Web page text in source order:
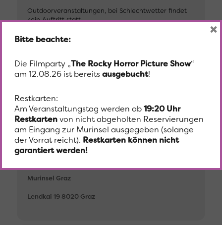
Outdoorveranstaltungen, bei Schlechtwetter findet
kein Auftritt statt
30.7., 11.00 Uhr, AIMS-Short (Spirituals)
Eintritt Frei
Beginn
30. Juli 2022 11:00
Murinsel Graz
Lendkai 19 8020 Graz
Bitte beachte:
Die Filmparty „The Rocky Horror Picture Show“
am 12.08.26 ist bereitsausgebucht!
Restkarten:
Am Veranstaltungstag werden ab19:20 Uhr
Restkartenvon nicht abgeholten Reservierungen
am Eingang zur Murinsel ausgegeben (solange
der Vorrat reicht). Restkarten können nicht
garantiert werden!
×